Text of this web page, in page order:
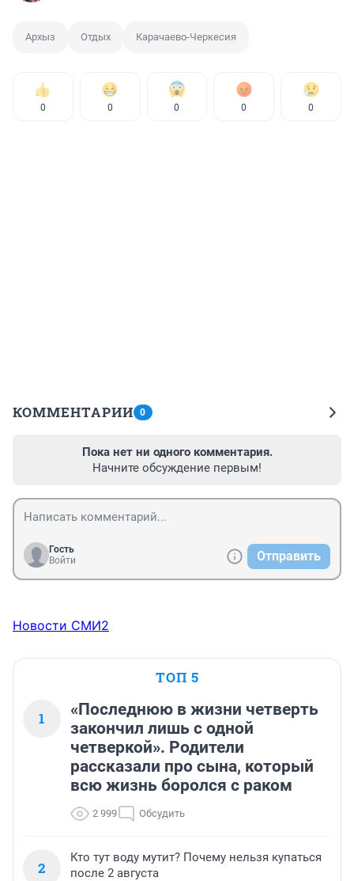
Архыз Отдых Карачаево-Черкесия
0 0 0 0 0
КОММЕНТАРИИ 0
Пока нет ни одного комментария.
Начните обсуждение первым!
Гость
Войти
Отправить
Новости СМИ2
ТОП 5
1
«Последнюю в жизни четверть
закончил лишь с одной
четверкой». Родители
рассказали про сына, который
всю жизнь боролся с раком
2 999 Обсудить
2
Кто тут воду мутит? Почему нельзя купаться
после 2 августа